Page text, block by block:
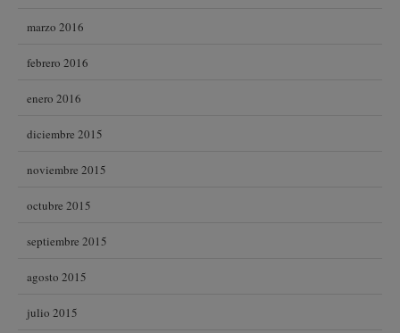
marzo 2016
febrero 2016
enero 2016
diciembre 2015
noviembre 2015
octubre 2015
septiembre 2015
agosto 2015
julio 2015